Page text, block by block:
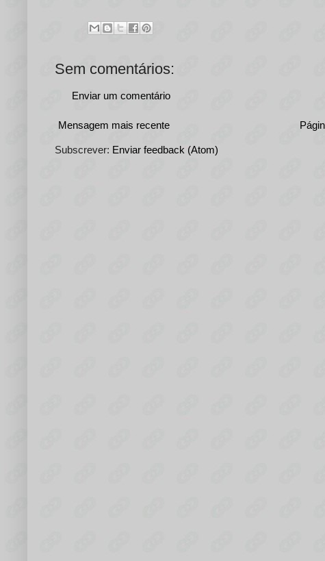
Sem comentários:
Enviar um comentário
Mensagem mais recente
Subscrever: Enviar feedback (Atom)